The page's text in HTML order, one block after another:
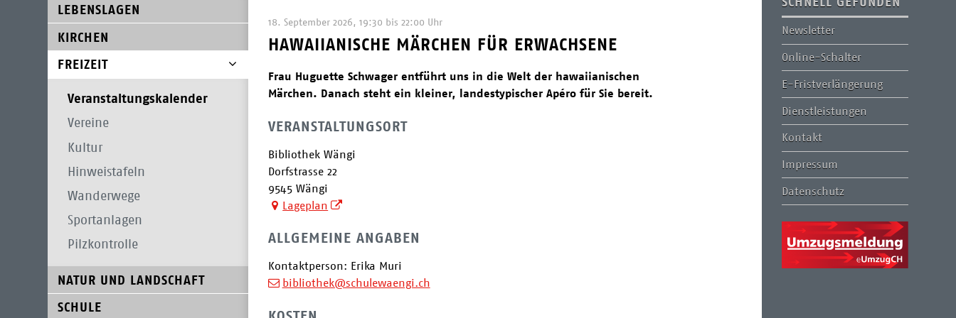
SUBNAVIGATION
LEBENSLAGEN
KIRCHEN
FREIZEIT
Veranstaltungskalender
Vereine
Kultur
Hinweistafeln
Wanderwege
Sportanlagen
Pilzkontrolle
NATUR UND LANDSCHAFT
SCHULE
HAWAIIANISCHE MÄRCHEN FÜR ERWACHSENE
18. September 2026, 19:30 bis 22:00 Uhr
Frau Huguette Schwager entführt uns in die Welt der hawaiianischen
Märchen. Danach steht ein kleiner, landestypischer Apéro für Sie bereit.
VERANSTALTUNGSORT
Bibliothek Wängi
Dorfstrasse 22
9545 Wängi
Lageplan
ALLGEMEINE ANGABEN
Kontaktperson: Erika Muri
bibliothek@schulewaengi.ch
Newsletter
Online-Schalter
E-Fristverlängerung
Dienstleistungen
Kontakt
Impressum
Datenschutz